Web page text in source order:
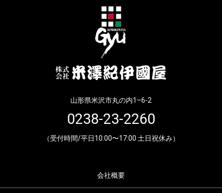
山形県米沢市丸の内1–6-2
0238-23-2260
（受付時間/平日10:00〜17:00 土日祝休み）
会社概要